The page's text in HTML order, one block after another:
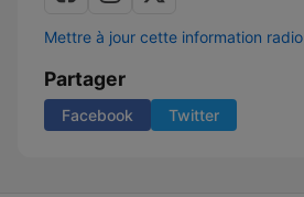
Mettre à jour cette information radio
Partager
Facebook Twitter